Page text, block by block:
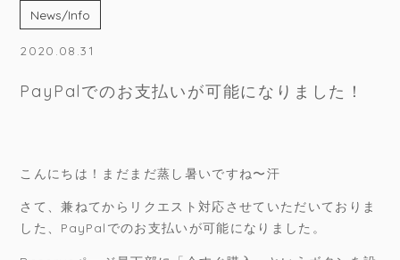
News/Info
2020.08.31
PayPalでのお支払いが可能になりました！
こんにちは！まだまだ蒸し暑いですね〜汗
さて、兼ねてからリクエスト対応させていただいておりま
した、PayPalでのお支払いが可能になりました。